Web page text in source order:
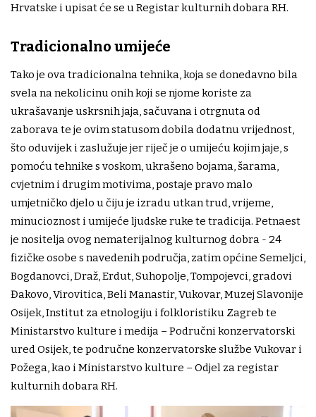
Hrvatske i upisat će se u Registar kulturnih dobara RH.
Tradicionalno umijeće
Tako je ova tradicionalna tehnika, koja se donedavno bila
svela na nekolicinu onih koji se njome koriste za
ukrašavanje uskrsnih jaja, sačuvana i otrgnuta od
zaborava te je ovim statusom dobila dodatnu vrijednost,
što oduvijek i zaslužuje jer riječ je o umijeću kojim jaje, s
pomoću tehnike s voskom, ukrašeno bojama, šarama,
cvjetnim i drugim motivima, postaje pravo malo
umjetničko djelo u čiju je izradu utkan trud, vrijeme,
minucioznost i umijeće ljudske ruke te tradicija. Petnaest
je nositelja ovog nematerijalnog kulturnog dobra - 24
fizičke osobe s navedenih područja, zatim općine Semeljci,
Bogdanovci, Draž, Erdut, Suhopolje, Tompojevci, gradovi
Đakovo, Virovitica, Beli Manastir, Vukovar, Muzej Slavonije
Osijek, Institut za etnologiju i folkloristiku Zagreb te
Ministarstvo kulture i medija – Područni konzervatorski
ured Osijek, te područne konzervatorske službe Vukovar i
Požega, kao i Ministarstvo kulture – Odjel za registar
kulturnih dobara RH.